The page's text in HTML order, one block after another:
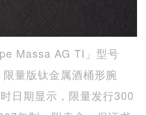
Massa AG TI」型号
量版钛金属酒桶形腕
日期显示，限量发行300